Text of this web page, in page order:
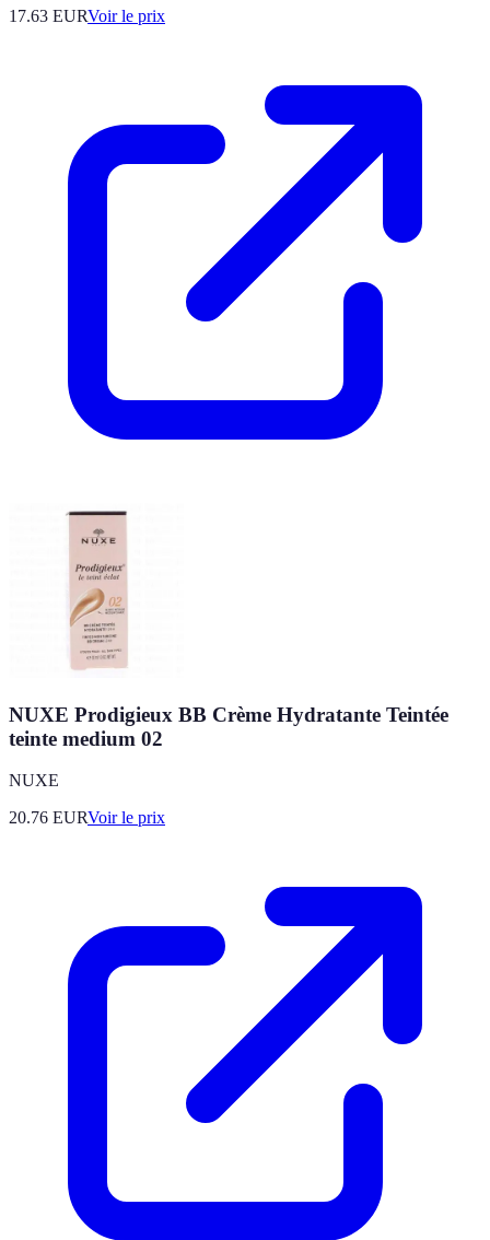
17.63 EURVoir le prix
NUXE Prodigieux BB Crème Hydratante Teintée
teinte medium 02
NUXE
20.76 EURVoir le prix